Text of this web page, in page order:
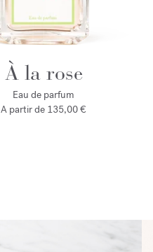
À la rose
Eau de parfum
A partir de 135,00 €